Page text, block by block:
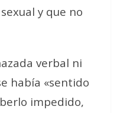
y que no
verbal ni
había «sentido
impedido,